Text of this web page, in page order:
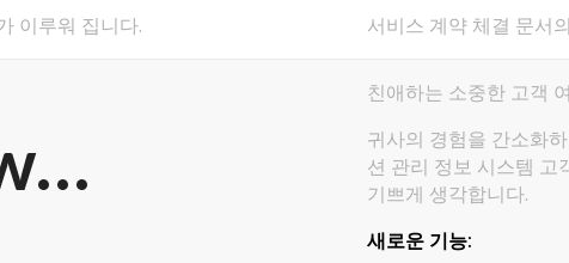
이루워 집니다.
서비스 계약 체결 문서
친애하는 소중한 고객
귀사의 경험을 간소화
션 관리 정보 시스템 고
기쁘게 생각합니다.
새로운 기능: